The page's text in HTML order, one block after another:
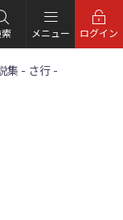
メニュー ログイン
集 - さ行 -